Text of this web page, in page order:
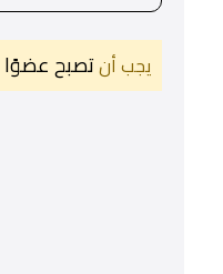
يجب أنتصبح عضوًا